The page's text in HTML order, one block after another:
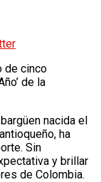
de cinco
de la
nacida el
ha
Sin
y brillar
de Colombia.